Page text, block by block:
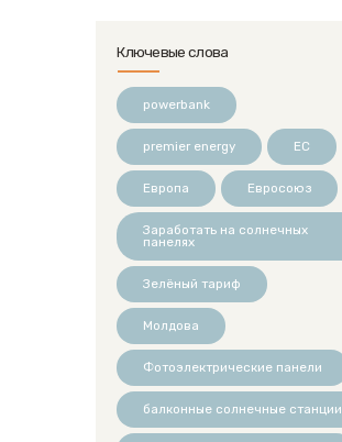
Ключевые слова
powerbank
premier energy ЕС
Европа Евросоюз
Заработать на солнечных
панелях
Зелёный тариф
Молдова
Фотоэлектрические панели
балконные солнечные станции